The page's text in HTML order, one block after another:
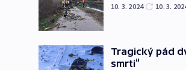
10. 3. 2024 10. 3.
Tragický pád
smrti“